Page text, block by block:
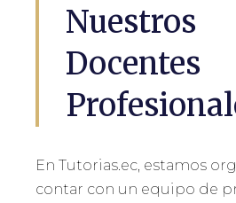
Nuestros
Docentes
En Tutorias.ec, estamos
contar con un equipo de